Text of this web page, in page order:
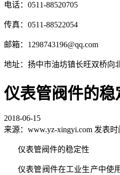
电话：0511-88520705
传真：0511-88522054
邮箱：1298743196@qq.com
地址：扬中市油坊镇长旺双桥向
仪表管阀件的稳
2018-06-15
来源：www.yz-xingyi.com 发表时
仪表管阀件的稳定性
仪表管阀件在工业生产中使